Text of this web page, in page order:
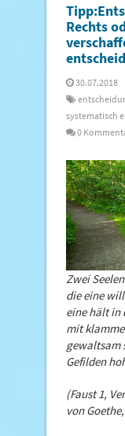
Rechts
30.07.2018
systematisch
0
Zwei
die eine
eine hält in
mit
gewaltsam
Gefilden
(Faust 1,
von